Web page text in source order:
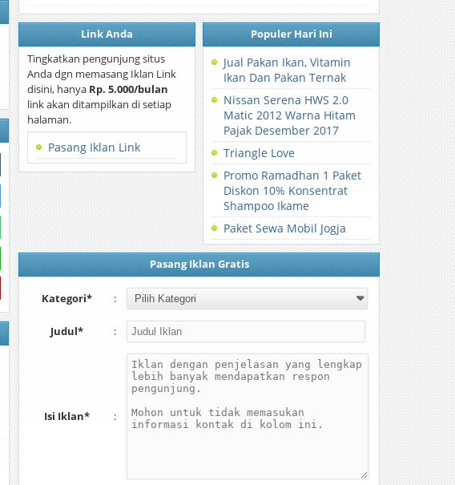
Link Anda
Tingkatkan pengunjung situs
Anda dgn memasang Iklan Link
disini, hanya Rp. 5.000/bulan
link akan ditampilkan di setiap
halaman.
Pasang Iklan Link
Populer Hari Ini
Jual Pakan Ikan, Vitamin
Ikan Dan Pakan Ternak
Nissan Serena HWS 2.0
Matic 2012 Warna Hitam
Pajak Desember 2017
Triangle Love
Promo Ramadhan 1 Paket
Diskon 10% Konsentrat
Shampoo Ikame
Paket Sewa Mobil Jogja
Pasang Iklan Gratis
Kategori* :
Judul* :
Isi Iklan* :